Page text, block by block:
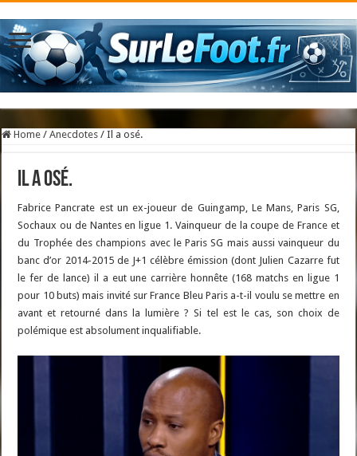
Home / Anecdotes / Il a osé.
Il a osé.
Fabrice Pancrate est un ex-joueur de Guingamp, Le Mans, Paris SG,
Sochaux ou de Nantes en ligue 1. Vainqueur de la coupe de France et
du Trophée des champions avec le Paris SG mais aussi vainqueur du
banc d’or 2014-2015 de J+1 célèbre émission (dont Julien Cazarre fut
le fer de lance) il a eut une carrière honnête (168 matchs en ligue 1
pour 10 buts) mais invité sur France Bleu Paris a-t-il voulu se mettre en
avant et retourné dans la lumière ? Si tel est le cas, son choix de
polémique est absolument inqualifiable.